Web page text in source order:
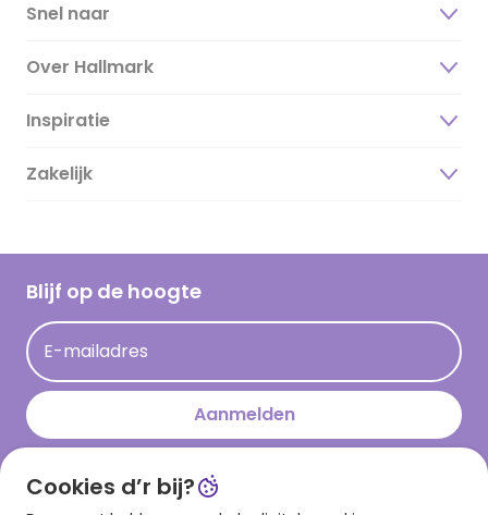
Snel naar
Over Hallmark
Over ons
Duurzaamheid
Hallmark Kaartclub
Acties
Persberichten
Hallmark en Kinderpostzegels
Inspiratie
Magazine
Cadeau inspiratie
Kaartinspiratie
Zakelijk
Blijf op de hoogte
E-mailadres
Aanmelden
Download onze app
Cookies d’r bij?